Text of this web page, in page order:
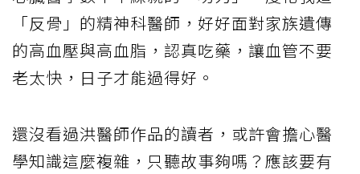
「反骨」的精神科醫師，好好面對家族遺傳
的高血壓與高血脂，認真吃藥，讓血管不要
老太快，日子才能過得好。
還沒看過洪醫師作品的讀者，或許會擔心醫
學知識這麼複雜，只聽故事夠嗎？應該要有